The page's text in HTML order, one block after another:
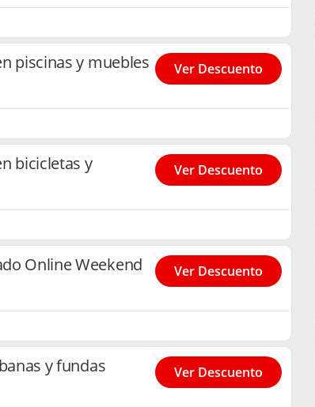
piscinas y muebles
Ver Descuento
bicicletas y
Ver Descuento
Online Weekend
Ver Descuento
y fundas
Ver Descuento